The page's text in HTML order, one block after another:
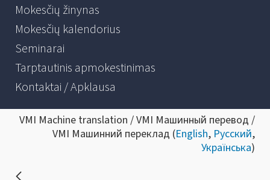
Mokesčių žinynas
Mokesčių kalendorius
Seminarai
Tarptautinis apmokestinimas
Kontaktai / Apklausa
VMI Machine translation / VMI Машинный перевод /
VMI Машинний переклад (English, Русский,
Українська)